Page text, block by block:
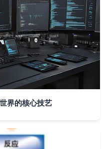
界的核心技艺